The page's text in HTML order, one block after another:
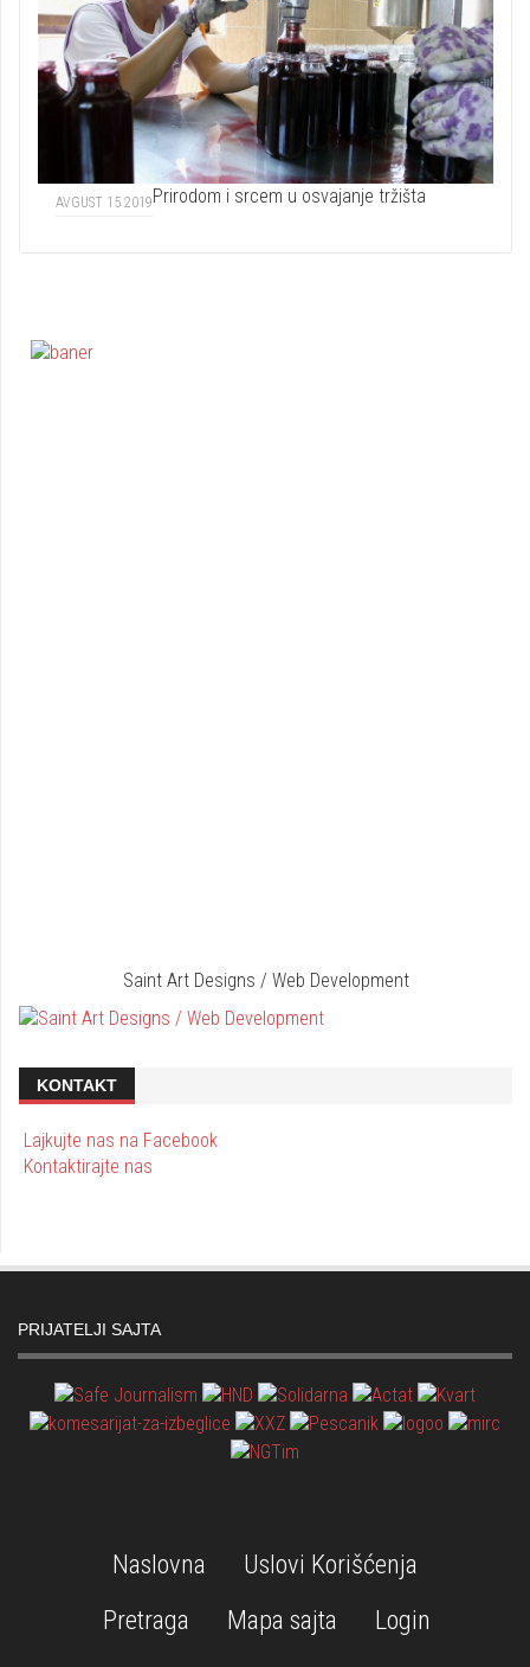
AVGUST 15 2019Prirodom i srcem u osvajanje tržišta
Saint Art Designs / Web Development
KONTAKT
Lajkujte nas na Facebook
Kontaktirajte nas
PRIJATELJI SAJTA
Naslovna
Uslovi Korišćenja
Pretraga
Mapa sajta Login